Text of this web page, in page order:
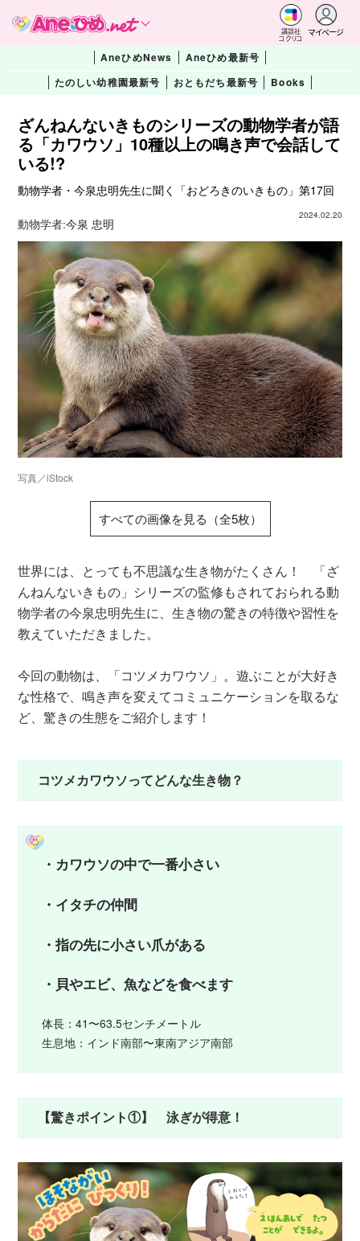
講談社
コクリコ
マイページ
AneひめNews
Aneひめ最新号
たのしい幼稚園最新号
おともだち最新号 Books
ざんねんないきものシリーズの動物学者が語
る「カワウソ」10種以上の鳴き声で会話して
いる!?
動物学者・今泉忠明先生に聞く「おどろきのいきもの」第17回
2024.02.20
動物学者:今泉 忠明
写真／iStock
すべての画像を見る（全5枚）
世界には、とっても不思議な生き物がたくさん！ 「ざ
んねんないきもの」シリーズの監修もされておられる動
物学者の今泉忠明先生に、生き物の驚きの特徴や習性を
教えていただきました。
今回の動物は、「コツメカワウソ」。遊ぶことが大好き
な性格で、鳴き声を変えてコミュニケーションを取るな
ど、驚きの生態をご紹介します！
コツメカワウソってどんな生き物？
・カワウソの中で一番小さい
・イタチの仲間
・指の先に小さい爪がある
・貝やエビ、魚などを食べます
体長：41〜63.5センチメートル
生息地：インド南部〜東南アジア南部
【驚きポイント①】 泳ぎが得意！